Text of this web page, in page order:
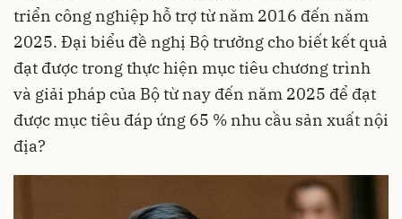
triển công nghiệp hỗ trợ từ năm 2016 đến năm
2025. Đại biểu đề nghị Bộ trưởng cho biết kết quả
đạt được trong thực hiện mục tiêu chương trình
và giải pháp của Bộ từ nay đến năm 2025 để đạt
được mục tiêu đáp ứng 65 % nhu cầu sản xuất nội
địa?